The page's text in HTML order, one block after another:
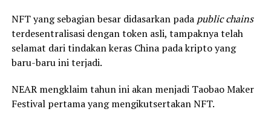
NFT yang sebagian besar didasarkan pada public chains
terdesentralisasi dengan token asli, tampaknya telah
selamat dari tindakan keras China pada kripto yang
baru-baru ini terjadi.
NEAR mengklaim tahun ini akan menjadi Taobao Maker
Festival pertama yang mengikutsertakan NFT.